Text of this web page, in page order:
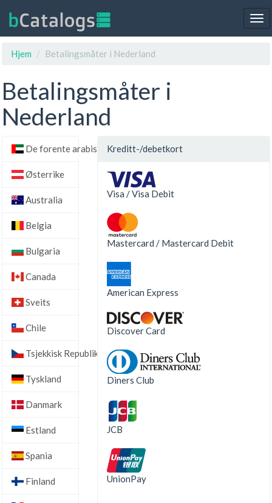
Hjem
Betalingsmåter i Nederland
Betalingsmåter i
Nederland
De forente arabiske emirater
Østerrike
Australia
Belgia
Bulgaria
Canada
Sveits
Chile
Tsjekkisk Republikk
Tyskland
Danmark
Estland
Spania
Finland
Kreditt-/debetkort
Visa / Visa Debit
Mastercard / Mastercard Debit
American Express
Discover Card
Diners Club
JCB
UnionPay